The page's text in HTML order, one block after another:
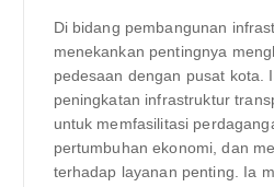
Di bidang pembangunan
menekankan pentingnya
pedesaan dengan pusat kota.
peningkatan infrastruktur
untuk memfasilitasi
pertumbuhan ekonomi, dan
terhadap layanan penting. Ia